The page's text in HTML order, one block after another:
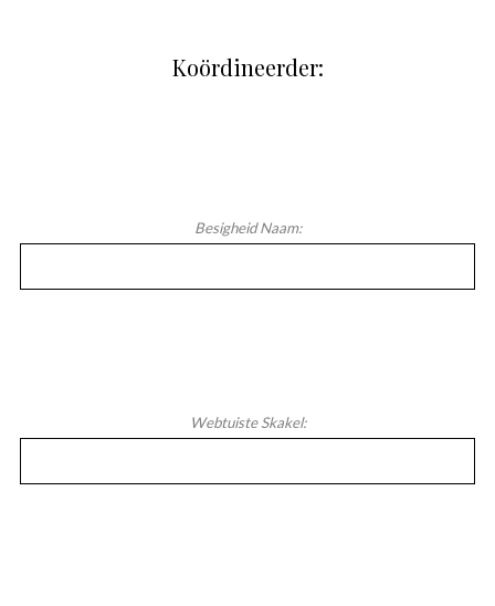
Koördineerder:
Besigheid Naam:
Webtuiste Skakel: